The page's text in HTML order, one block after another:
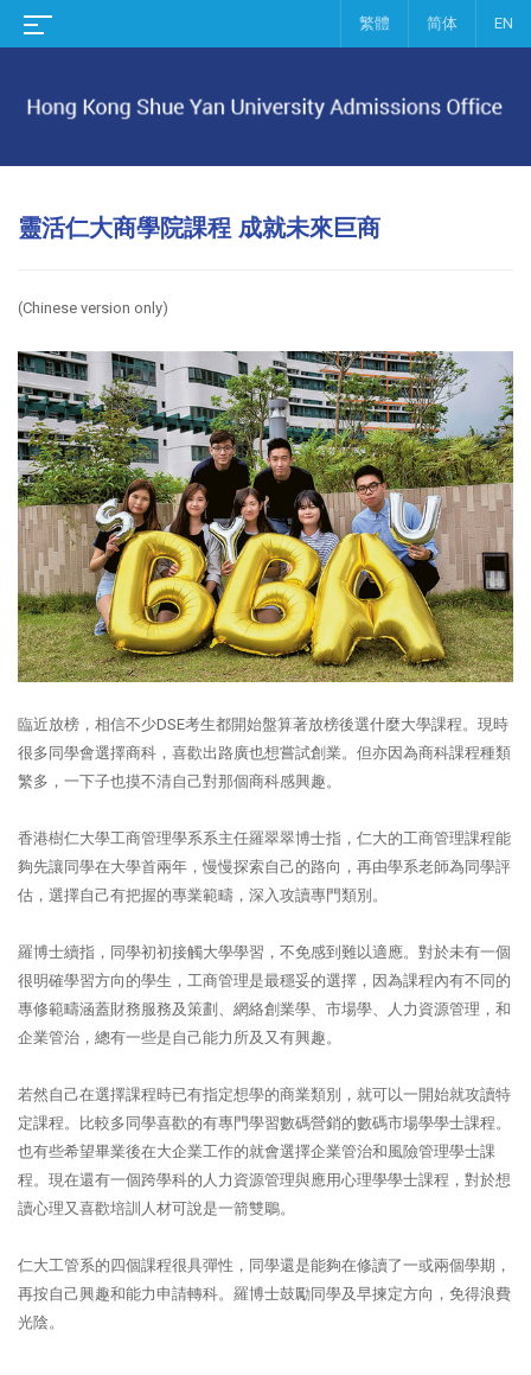
繁體 简体 EN
靈活仁大商學院課程 成就未來巨商
(Chinese version only)
臨近放榜，相信不少DSE考生都開始盤算著放榜後選什麼大學課程。現時
很多同學會選擇商科，喜歡出路廣也想嘗試創業。但亦因為商科課程種類
繁多，一下子也摸不清自己對那個商科感興趣。
香港樹仁大學工商管理學系系主任羅翠翠博士指，仁大的工商管理課程能
夠先讓同學在大學首兩年，慢慢探索自己的路向，再由學系老師為同學評
估，選擇自己有把握的專業範疇，深入攻讀專門類別。
羅博士續指，同學初初接觸大學學習，不免感到難以適應。對於未有一個
很明確學習方向的學生，工商管理是最穩妥的選擇，因為課程內有不同的
專修範疇涵蓋財務服務及策劃、網絡創業學、市場學、人力資源管理，和
企業管治，總有一些是自己能力所及又有興趣。
若然自己在選擇課程時已有指定想學的商業類別，就可以一開始就攻讀特
定課程。比較多同學喜歡的有專門學習數碼營銷的數碼市場學學士課程。
也有些希望畢業後在大企業工作的就會選擇企業管治和風險管理學士課
程。現在還有一個跨學科的人力資源管理與應用心理學學士課程，對於想
讀心理又喜歡培訓人材可說是一箭雙鵰。
仁大工管系的四個課程很具彈性，同學還是能夠在修讀了一或兩個學期，
再按自己興趣和能力申請轉科。羅博士鼓勵同學及早揀定方向，免得浪費
光陰。